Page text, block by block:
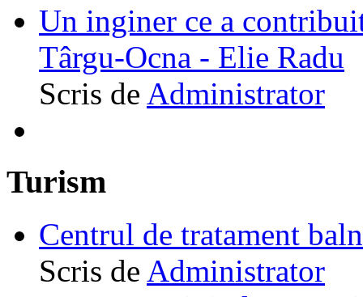
Un inginer ce a
Târgu-Ocna - Elie Radu
Scris de Administrator
Turism
Centrul de tratament
Scris de Administrator